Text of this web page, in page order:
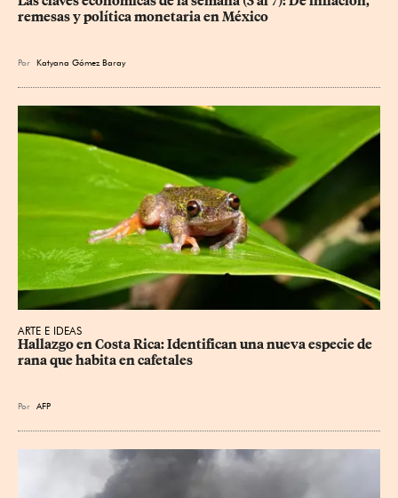
remesas y política monetaria en México
Por Katyana Gómez Baray
ARTE E IDEAS
Hallazgo en Costa Rica: Identifican una nueva especie de
rana que habita en cafetales
Por AFP